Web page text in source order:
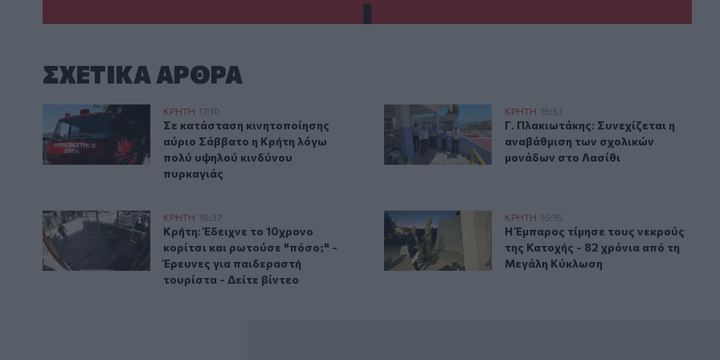
ΣΧΕΤΙΚA AΡΘΡΑ
Σε κατάσταση κινητοποίησης αύριο Σάββατο η Κρήτη λόγω πολύ υψηλού κινδύνου πυρκαγιάς
ΚΡΗΤΗ 17:10
Σε κατάσταση κινητοποίησης αύριο Σάββατο η Κρήτη λόγω πολύ υψηλού κινδύνου πυρκαγιάς
Σε κατάσταση κινητοποίησης
αύριο Σάββατο η Κρήτη λόγω
πολύ υψηλού κινδύνου
πυρκαγιάς
Γ. Πλακιωτάκης: Συνεχίζεται η αναβάθμιση των
ΚΡΗΤΗ 16:51
Γ. Πλακιωτάκης: Συνεχίζεται η
Γ. Πλακιωτάκης: Συνεχίζεται η
αναβάθμιση των σχολικών
μονάδων στο Λασίθι
Κρήτη: Έδειχνε το 10χρονο κορίτσι και ρωτούσε "πόσο;" - Έρευνες για παιδεραστή τουρίστα - Δείτε βίντεο
ΚΡΗΤΗ 16:37
Κρήτη: Έδειχνε το 10χρονο κορίτσι και ρωτούσε "πόσο;" - Έρευνες για παιδεραστή τουρίστα -
Κρήτη: Έδειχνε το 10χρονο
κορίτσι και ρωτούσε "πόσο;" -
Έρευνες για παιδεραστή
τουρίστα - Δείτε βίντεο
Βιάννος: Εκδήλωση για την 82η Επέτειο της Μεγάλης
ΚΡΗΤΗ 16:15
Η Έμπαρος τίμησε τους νεκρούς
Η Έμπαρος τίμησε τους νεκρούς
της Κατοχής - 82 χρόνια από τη
Μεγάλη Κύκλωση